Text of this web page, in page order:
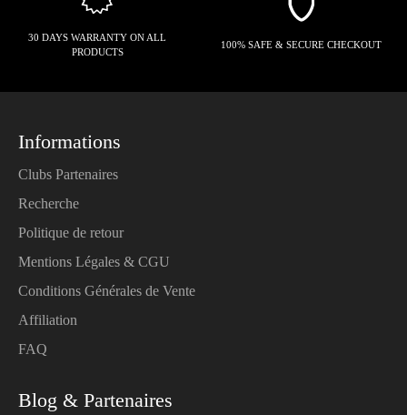
30 DAYS WARRANTY ON ALL
PRODUCTS
100% SAFE & SECURE CHECKOUT
Informations
Clubs Partenaires
Recherche
Politique de retour
Mentions Légales & CGU
Conditions Générales de Vente
Affiliation
FAQ
Blog & Partenaires